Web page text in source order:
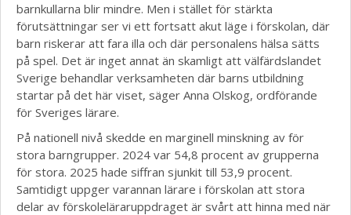
barnkullarna blir mindre. Men i stället för stärkta
förutsättningar ser vi ett fortsatt akut läge i förskolan, där
barn riskerar att fara illa och där personalens hälsa sätts
på spel. Det är inget annat än skamligt att välfärdslandet
Sverige behandlar verksamheten där barns utbildning
startar på det här viset, säger Anna Olskog, ordförande
för Sveriges lärare.
På nationell nivå skedde en marginell minskning av för
stora barngrupper. 2024 var 54,8 procent av grupperna
för stora. 2025 hade siffran sjunkit till 53,9 procent.
Samtidigt uppger varannan lärare i förskolan att stora
delar av förskoleläraruppdraget är svårt att hinna med när